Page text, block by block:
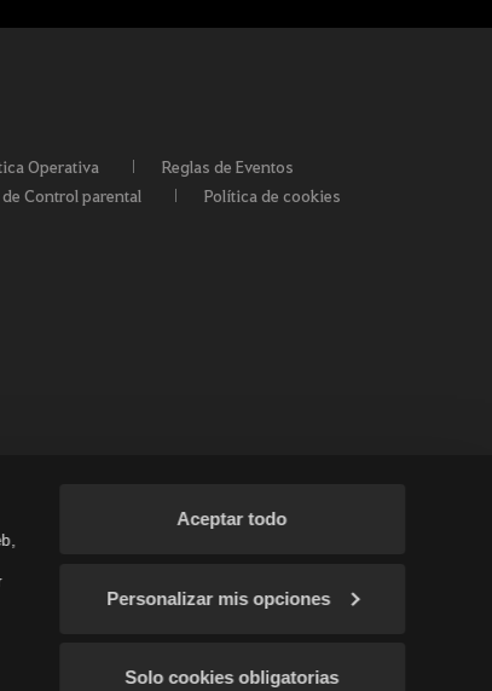
Aceptar todo
Personalizar mis opciones
Solo cookies obligatorias
Operativa
Reglas de Eventos
Control parental
Política de cookies